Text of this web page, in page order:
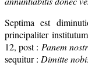
Septima est
principaliter
12, post : Panem
sequitur : Dimitte